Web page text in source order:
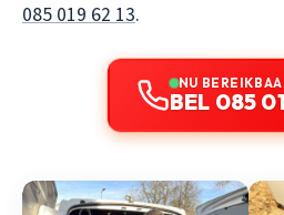
085 019 62 13.
NU
BEL 085